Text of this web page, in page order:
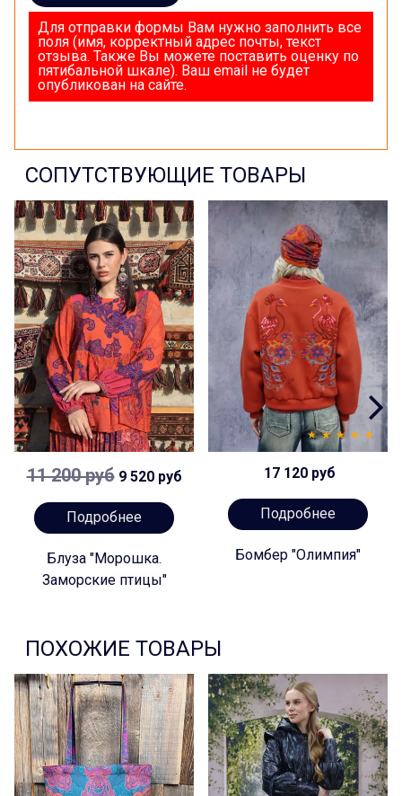
Для отправки формы Вам нужно заполнить все
поля (имя, корректный адрес почты, текст
отзыва. Также Вы можете поставить оценку по
пятибальной шкале). Ваш email не будет
опубликован на сайте.
СОПУТСТВУЮЩИЕ ТОВАРЫ
11 200 руб9 520 руб
Подробнее
Блуза "Морошка.
Заморские птицы"
17 120 руб
Подробнее
Бомбер "Олимпия"
ПОХОЖИЕ ТОВАРЫ